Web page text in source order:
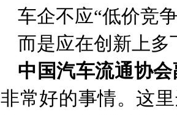
车企不应“低价竞
而是应在创新上多
中国汽车流通协
非常好的事情。这